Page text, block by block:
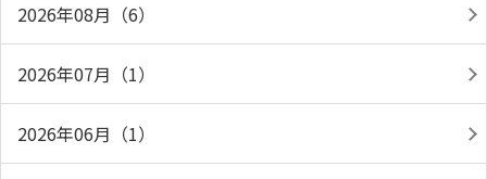
2026年08月（6）
2026年07月（1）
2026年06月（1）